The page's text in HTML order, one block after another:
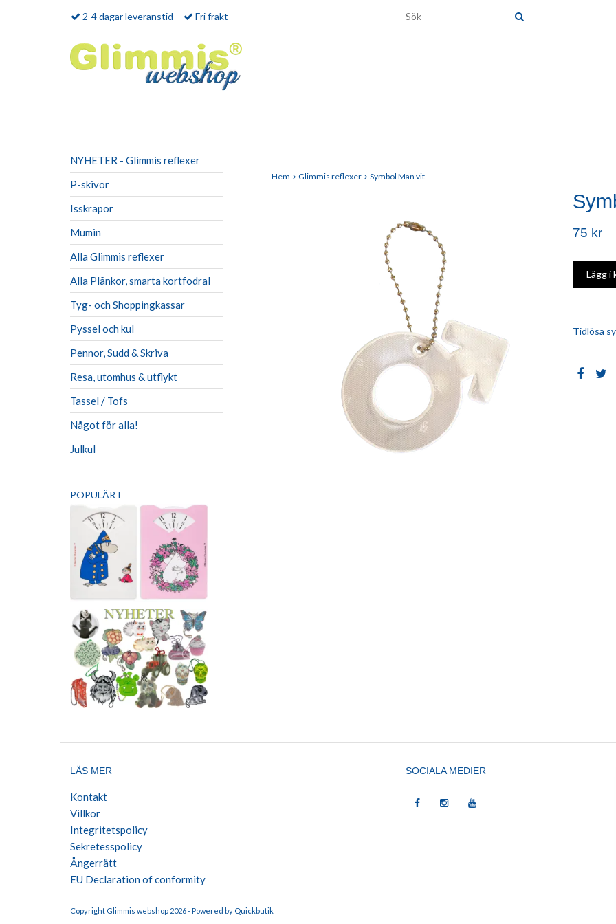
2-4 dagar leveranstid Fri frakt
NYHETER - Glimmis reflexer
P-skivor
Isskrapor
Mumin
Alla Glimmis reflexer
Alla Plånkor, smarta kortfodral
Tyg- och Shoppingkassar
Pyssel och kul
Pennor, Sudd & Skriva
Resa, utomhus & utflykt
Tassel / Tofs
Något för alla!
Julkul
POPULÄRT
Hem Glimmis reflexer Symbol Man vit
75 kr
Tidlösa
LÄS MER
Kontakt
Villkor
Integritetspolicy
Sekretesspolicy
Ångerrätt
EU Declaration of conformity
SOCIALA MEDIER
Copyright Glimmis webshop 2026 -Powered by Quickbutik